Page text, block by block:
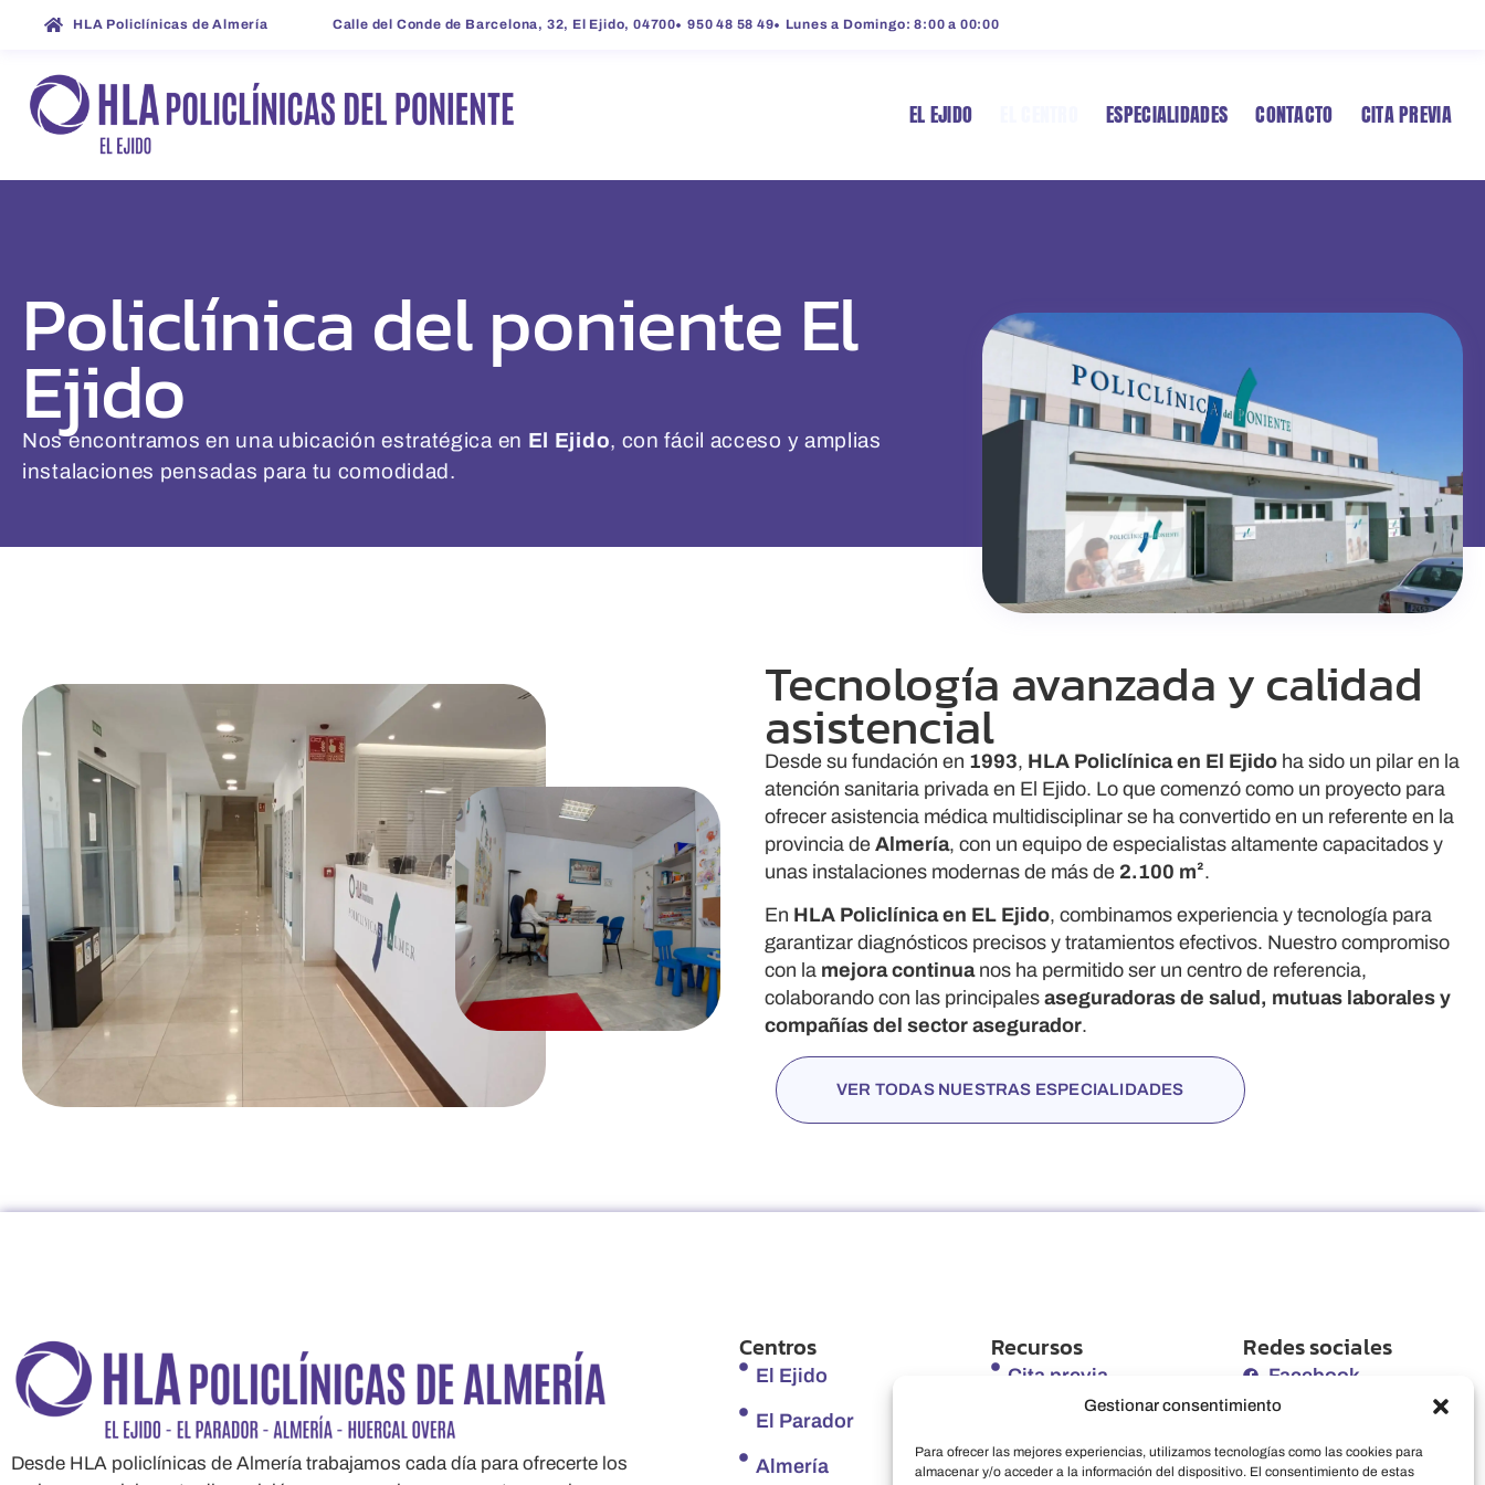
Gestionar consentimiento
Para ofrecer las mejores experiencias, utilizamos tecnologías como las cookies para
almacenar y/o acceder a la información del dispositivo. El consentimiento de estas
HLA Policlínicas de Almería Calle del Conde de Barcelona, 32, El Ejido, 04700 950 48 58 49 Lunes a Domingo: 8:00 a 00:00
EL EJIDO ESPECIALIDADES CONTACTO CITA PREVIA
Policlínica del poniente El
Ejido
Nos encontramos en una ubicación estratégica en El Ejido, con fácil acceso y amplias
instalaciones pensadas para tu comodidad.
Tecnología avanzada y calidad
asistencial
Desde su fundación en 1993, HLA Policlínica en El Ejido ha sido un pilar en la
atención sanitaria privada en El Ejido. Lo que comenzó como un proyecto para
ofrecer asistencia médica multidisciplinar se ha convertido en un referente en la
provincia de Almería, con un equipo de especialistas altamente capacitados y
unas instalaciones modernas de más de 2.100 m².
En HLA Policlínica en EL Ejido, combinamos experiencia y tecnología para
garantizar diagnósticos precisos y tratamientos efectivos. Nuestro compromiso
con la mejora continuanos ha permitido ser un centro de referencia,
colaborando con las principales aseguradoras de salud, mutuas laborales y
compañías del sector asegurador.
VER TODAS NUESTRAS ESPECIALIDADES
Desde HLA policlínicas de Almería trabajamos cada día para ofrecerte los
Centros
El Ejido
El Parador
Almería
Recursos
Cita previa
Mutuas
Redes sociales
Facebook
LinkedIn